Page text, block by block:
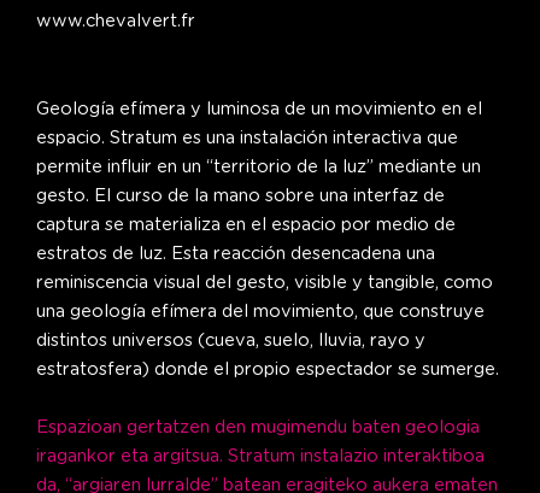
www.chevalvert.fr
Geología efímera y luminosa de un movimiento en el
espacio. Stratum es una instalación interactiva que
permite influir en un “territorio de la luz” mediante un
gesto. El curso de la mano sobre una interfaz de
captura se materializa en el espacio por medio de
estratos de luz. Esta reacción desencadena una
reminiscencia visual del gesto, visible y tangible, como
una geología efímera del movimiento, que construye
distintos universos (cueva, suelo, lluvia, rayo y
estratosfera) donde el propio espectador se sumerge.
Espazioan gertatzen den mugimendu baten geologia
iragankor eta argitsua. Stratum instalazio interaktiboa
da, “argiaren lurralde” batean eragiteko aukera ematen